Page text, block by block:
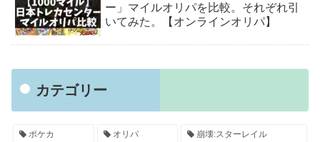
ー」マイルオリパを比較。それぞれ引
いてみた。【オンラインオリパ】
カテゴリー
ポケカ オリパ 崩壊:スターレイル